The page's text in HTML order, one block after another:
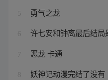
5 勇气之龙
6 许七安和钟离最后结局
7 恶龙 卡通
8 妖神记动漫完结了没有